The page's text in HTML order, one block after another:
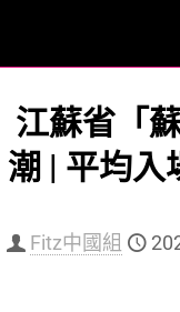
江蘇省「
潮 | 平均入
Fitz中國組